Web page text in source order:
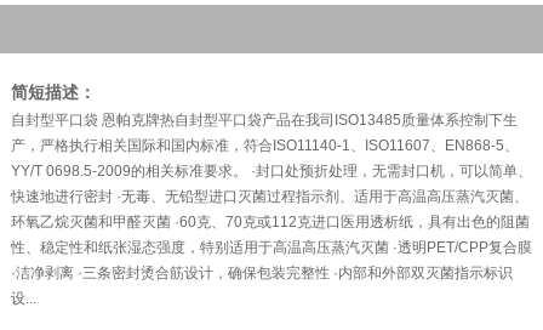
简短描述：
自封型平口袋 恩帕克牌热自封型平口袋产品在我司ISO13485质量体系控制下生
产，严格执行相关国际和国内标准，符合ISO11140-1、ISO11607、EN868-5、
YY/T 0698.5-2009的相关标准要求。 ·封口处预折处理，无需封口机，可以简单、
快速地进行密封 ·无毒、无铅型进口灭菌过程指示剂、适用于高温高压蒸汽灭菌、
环氧乙烷灭菌和甲醛灭菌 ·60克、70克或112克进口医用透析纸，具有出色的阻菌
性、稳定性和纸张湿态强度，特别适用于高温高压蒸汽灭菌 ·透明PET/CPP复合膜
·洁净剥离 ·三条密封烫合筋设计，确保包装完整性 ·内部和外部双灭菌指示标识
设...